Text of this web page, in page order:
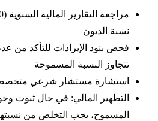
نسبة الديون
فحص بنود الإيرادات للتأكد من
تتجاوز النسبة المسموحة
استشارة مستشار شرعي متخصص
التطهير المالي: في حال ثبوت
المسموح، يجب التخلص من نسبتها